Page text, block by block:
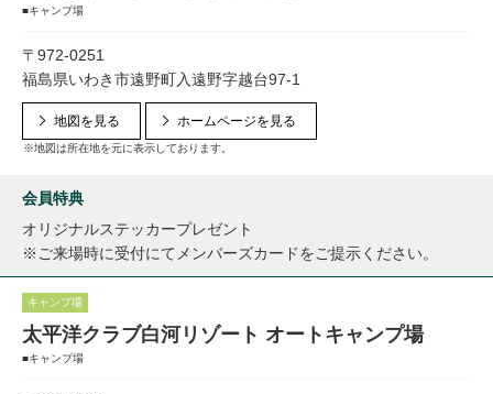
■キャンプ場
〒972-0251
福島県いわき市遠野町入遠野字越台97-1
地図を見る
※地図は所在地を元に表示しております。
ホームページを見る
会員特典
オリジナルステッカープレゼント
※ご来場時に受付にてメンバーズカードをご提示ください。
キャンプ場
太平洋クラブ白河リゾート オートキャンプ場
■キャンプ場